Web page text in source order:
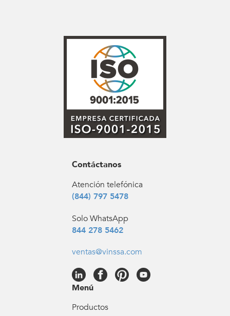
Contáctanos
Atención telefónica
(844) 797 5478
Solo WhatsApp
844 278 5462
ventas@vinssa.com
Menú
Productos